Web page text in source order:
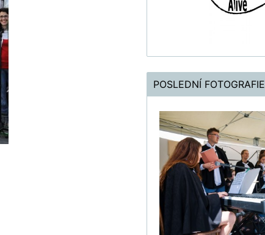
POSLEDNÍ FOTOGRAFIE